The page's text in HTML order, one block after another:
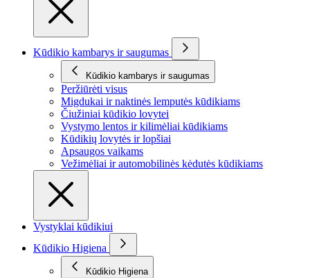
Kūdikio kambarys ir saugumas
Kūdikio kambarys ir saugumas
Peržiūrėti visus
Migdukai ir naktinės lemputės kūdikiams
Čiužiniai kūdikio lovytei
Vystymo lentos ir kilimėliai kūdikiams
Kūdikių lovytės ir lopšiai
Apsaugos vaikams
Vežimėliai ir automobilinės kėdutės kūdikiams
Vystyklai kūdikiui
Kūdikio Higiena
Kūdikio Higiena